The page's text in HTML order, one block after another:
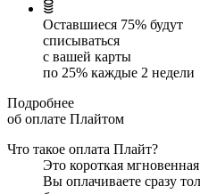
Оставшиеся 75% будут
списываться
с вашей карты
по 25% каждые 2 недели
Подробнее
об оплате Плайтом
Что такое оплата Плайт?
Это короткая
Вы оплачиваете сразу